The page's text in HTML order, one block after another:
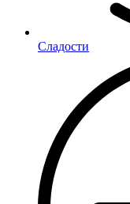
Сладости